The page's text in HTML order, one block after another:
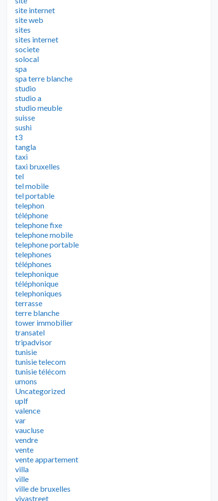
site internet
site web
sites
sites internet
societe
solocal
spa
spa terre blanche
studio
studio a
studio meuble
suisse
sushi
t3
tangla
taxi
taxi bruxelles
tel
tel mobile
tel portable
telephon
téléphone
telephone fixe
telephone mobile
telephone portable
telephones
téléphones
telephonique
téléphonique
telephoniques
terrasse
terre blanche
tower immobilier
transatel
tripadvisor
tunisie
tunisie telecom
tunisie télécom
umons
Uncategorized
uplf
valence
var
vaucluse
vendre
vente
vente appartement
villa
ville
ville de bruxelles
vivastreet